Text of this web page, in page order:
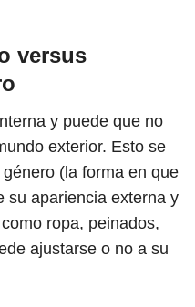
versus
y puede que no
exterior. Esto se
(la forma en que
su apariencia externa y
ropa, peinados,
ajustarse o no a su